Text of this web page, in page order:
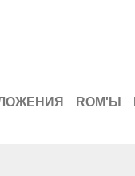
ROM'Ы